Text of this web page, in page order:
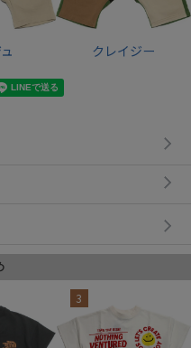
クレイジー
3